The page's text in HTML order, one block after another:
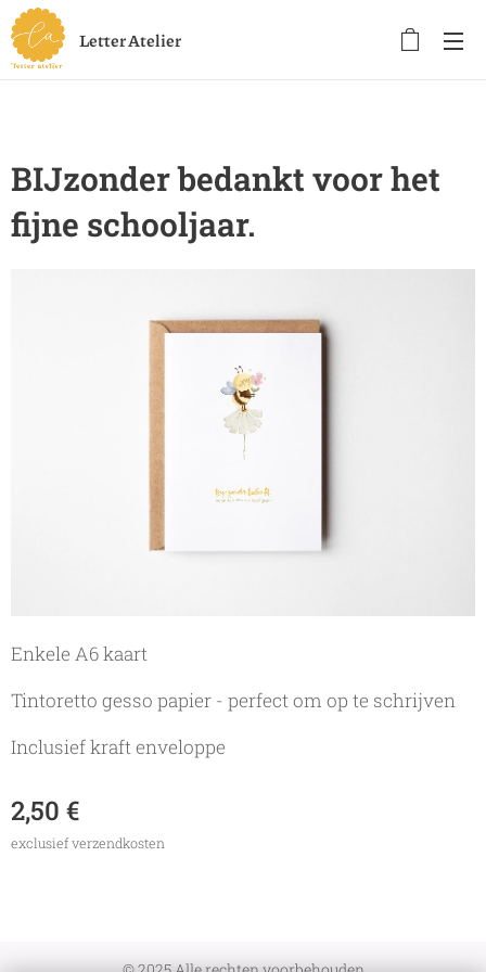
Letter Atelier
BIJzonder bedankt voor het
fijne schooljaar.
Enkele A6 kaart
Tintoretto gesso papier - perfect om op te schrijven
Inclusief kraft enveloppe
2,50 €
exclusief verzendkosten